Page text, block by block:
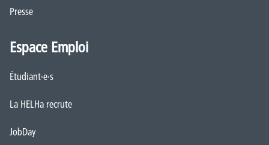
Presse
Espace Emploi
Étudiant·e·s
La HELHa recrute
JobDay